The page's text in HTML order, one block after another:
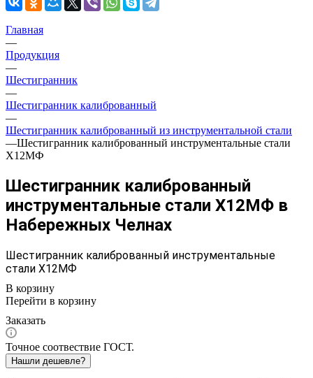
Главная
—
Продукция
—
Шестигранник
—
Шестигранник калиброванный
—
Шестигранник калиброванный из инструментальной стали
—Шестигранник калиброванный инструментальные стали
Х12МФ
Шестигранник калиброванный
инструментальные стали Х12МФ в
Набережных Челнах
Шестигранник калиброванный инструментальные
стали Х12МФ
В корзину
Перейти в корзину
Заказать
Точное соотвествие ГОСТ.
Нашли дешевле?